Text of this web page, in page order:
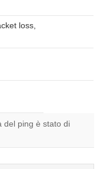
loss,
del ping è stato di